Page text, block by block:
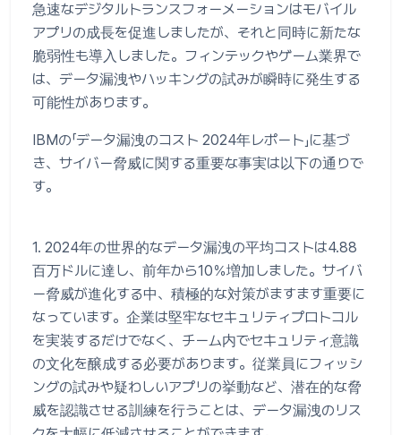
急速なデジタルトランスフォーメーションはモバイル
アプリの成長を促進しましたが、それと同時に新たな
脆弱性も導入しました。フィンテックやゲーム業界で
は、データ漏洩やハッキングの試みが瞬時に発生する
可能性があります。
IBMの「データ漏洩のコスト 2024年レポート」に基づ
き、サイバー脅威に関する重要な事実は以下の通りで
す。
1. 2024年の世界的なデータ漏洩の平均コストは4.88
百万ドルに達し、前年から10％増加しました。サイバ
ー脅威が進化する中、積極的な対策がますます重要に
なっています。企業は堅牢なセキュリティプロトコル
を実装するだけでなく、チーム内でセキュリティ意識
の文化を醸成する必要があります。従業員にフィッシ
ングの試みや疑わしいアプリの挙動など、潜在的な脅
威を認識させる訓練を行うことは、データ漏洩のリス